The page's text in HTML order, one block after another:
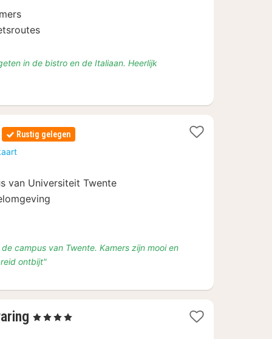
in de bistro en de Italiaan. Heerlijk
Rustig gelegen
van Universiteit Twente
campus van Twente. Kamers zijn mooi en
ontbijt"
1
, 4 Sterren